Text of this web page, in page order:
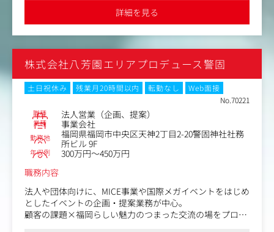
イベントプロデュースや、ケータリング事業などにも力を
入れていきたいと考えております。
社の新規ビジネスの成長を加速させるプレイングマネージ
ャーとしてのご活躍を期待しています。
・ニーズのヒアリング
・会場・プランのご提案
・ディレクション
・外部との連携（広告代理店・制作会社等）
・事業計画,営業戦略の立案
・事業全体の業績,コスト管理
・マネジメント業務
・スタッフの採用,育成 など
企業「八芳園」のグループ会社です
詳細を見る
株式会社八芳園エリアプロデュース警固
土日祝休み 残業月20時間以内 転勤なし
Web面接
No.70221
職種 法人営業（企画、提案）
業種 事業会社
勤務地
福岡県福岡市中央区天神2丁目2-20警固神社社務
所ビル 9F
年収例
300万円～450万円
職務内容
法人や団体向けに、MICE事業や国際メガイベントをはじめ
としたイベントの企画・提案業務が中心。
顧客の課題×福岡らしい魅力のつまった交流の場をプロデ